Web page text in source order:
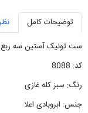
توضیحات کامل
ست تونیک آستین سه ربع
کد: 8088
رنگ: سبز کله غازی
جنس: ابروبادی اعلا